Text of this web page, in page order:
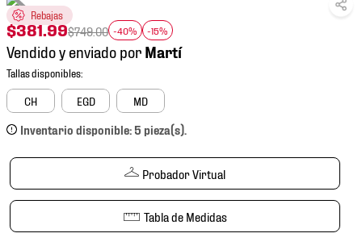
Rebajas
$381.99$749.00 -40% -15%
Vendido y enviado por
CH EGD MD
Inventario disponible: 5 pieza(s).
Probador Virtual
Tabla de Medidas
2.
tenis hombre
3.
tenis
4
tenis futbol
mochila
6.
jersey
10. tenis nike